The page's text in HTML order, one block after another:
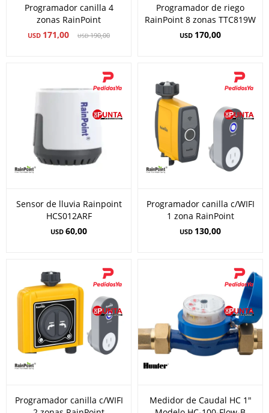
Programador canilla 4
zonas RainPoint
USD 171,00 USD190,00
Programador de riego
RainPoint 8 zonas TTC819W
USD 170,00
Sensor de lluvia Rainpoint
HCS012ARF
USD 60,00
Programador canilla c/WIFI
1 zona RainPoint
USD 130,00
Programador canilla c/WIFI
Medidor de Caudal HC 1"